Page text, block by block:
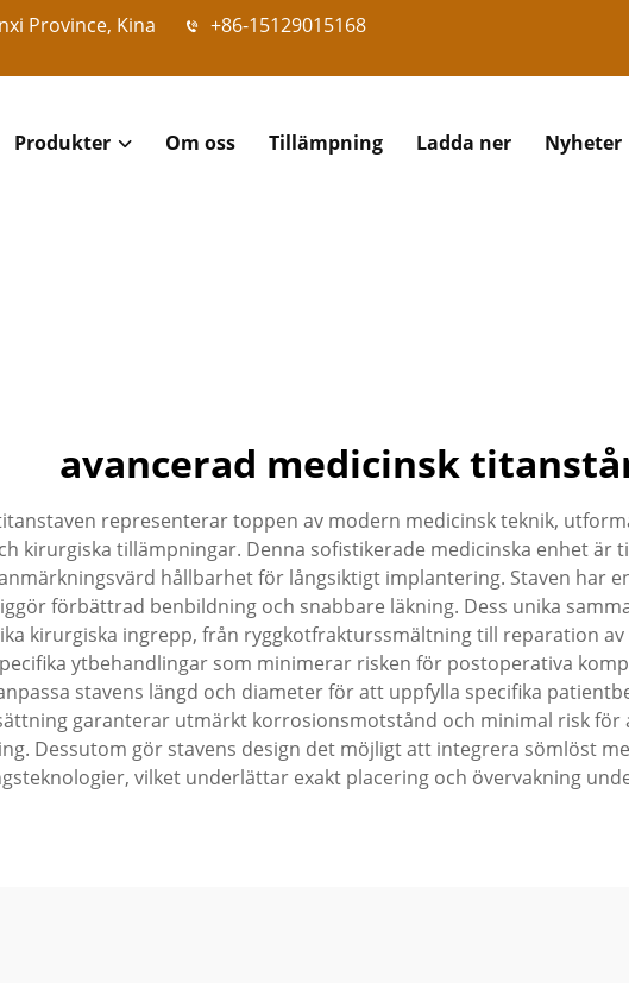
Province, Kina +86-15129015168
Produkter Om oss Tillämpning Ladda ner Nyheter
avancerad medicinsk
representerar toppen av modern medicinsk teknik,
kirurgiska tillämpningar. Denna sofistikerade medicinska enhet är
hållbarhet för långsiktigt implantering. Staven har
förbättrad benbildning och snabbare läkning. Dess unika
kirurgiska ingrepp, från ryggkotfrakturssmältning till reparation
ytbehandlingar som minimerar risken för postoperativa
stavens längd och diameter för att uppfylla specifika
garanterar utmärkt korrosionsmotstånd och minimal risk
Dessutom gör stavens design det möjligt att integrera sömlöst
vilket underlättar exakt placering och övervakning